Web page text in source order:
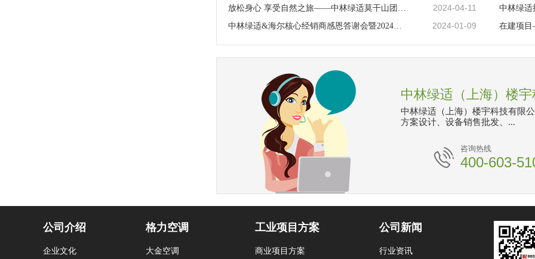
放松身心 享受自然之旅——中林绿适莫干山团建活动圆满举行！
2024-04-11
中林绿适&海尔核心经销商感恩答谢会暨2024年度开盘会圆满落幕 2024-01-09
中林绿适（上海）楼
中林绿适（上海）楼宇科技有限
方案设计、设备销售批发、...
咨询热线
400-603-
公司介绍
企业文化
格力空调
大金空调
工业项目方案
商业项目方案
公司新闻
行业资讯